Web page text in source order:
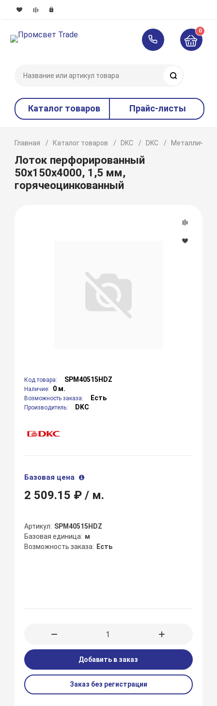
0
Каталог товаров Прайс-листы
Главная Каталог товаров DKC DKC
Лоток перфорированный
50x150х4000, 1,5 мм,
горячеоцинкованный
Код товара: SPM40515HDZ
Наличие: 0 м.
Возможность заказа: Есть
Производитель: DKC
Базовая цена
2 509.15 ₽/ м.
Артикул
SPM40515HDZ
Базовая единица м
Возможность заказа
Есть
Добавить в заказ
Заказ без регистрации